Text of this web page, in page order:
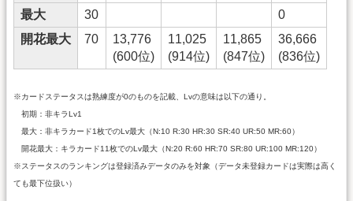
最大
30
0
開花最大
70
13,776
(600位)
11,025
(914位)
11,865
(847位)
36,666
(836位)
※カードステータスは熟練度が0のものを記載、Lvの意味は以下の通り。
初期：非キラLv1
最大：非キラカード1枚でのLv最大（N:10 R:30 HR:30 SR:40 UR:50 MR:60）
開花最大：キラカード11枚でのLv最大（N:20 R:60 HR:70 SR:80 UR:100 MR:120）
※ステータスのランキングは登録済みデータのみを対象（データ未登録カードは実際は高く
ても最下位扱い）